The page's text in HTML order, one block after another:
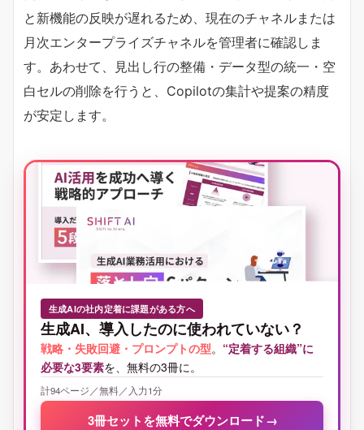
と新機能の反映が遅れるため、現在のチャネルまたは
月次エンタープライズチャネルを管理者に確認しま
す。あわせて、見出し行の整備・データ型の統一・空
白セルの削除を行うと、Copilotの集計や提案の精度
が安定します。
生成AIの社内定着に課題がある方へ
生成AI、導入したのに使われていない？
戦略・失敗回避・プロンプトの型。 “定着する組織”に
必要な3要素を、無料の3冊に。
計94ページ／無料／入力1分
3冊セットを無料でダウンロード →